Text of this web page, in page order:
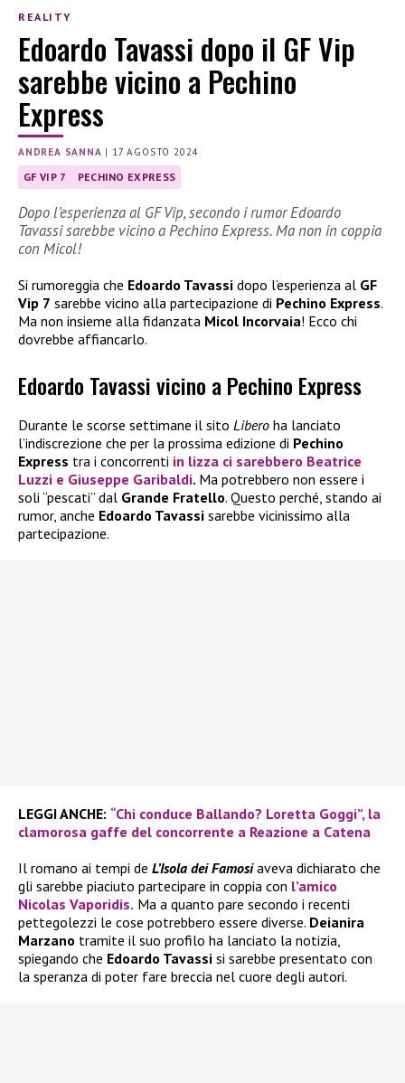
REALITY
Edoardo Tavassi dopo il GF Vip
sarebbe vicino a Pechino
Express
ANDREA SANNA | 17 AGOSTO 2024
GF VIP 7 PECHINO EXPRESS
Dopo l’esperienza al GF Vip, secondo i rumor Edoardo
Tavassi sarebbe vicino a Pechino Express. Ma non in coppia
con Micol!
Si rumoreggia che Edoardo Tavassi dopo l’esperienza al GF
Vip 7 sarebbe vicino alla partecipazione di Pechino Express.
Ma non insieme alla fidanzata Micol Incorvaia! Ecco chi
dovrebbe affiancarlo.
Edoardo Tavassi vicino a Pechino Express
Durante le scorse settimane il sito Libero ha lanciato
l’indiscrezione che per la prossima edizione di Pechino
Express tra i concorrenti in lizza ci sarebbero Beatrice
Luzzi e Giuseppe Garibaldi. Ma potrebbero non essere i
soli “pescati” dal Grande Fratello. Questo perché, stando ai
rumor, anche Edoardo Tavassi sarebbe vicinissimo alla
partecipazione.
LEGGI ANCHE: “Chi conduce Ballando? Loretta Goggi”, la
clamorosa gaffe del concorrente a Reazione a Catena
Il romano ai tempi de L’Isola dei Famosiaveva dichiarato che
gli sarebbe piaciuto partecipare in coppia con l’amico
Nicolas Vaporidis. Ma a quanto pare secondo i recenti
pettegolezzi le cose potrebbero essere diverse. Deianira
Marzano tramite il suo profilo ha lanciato la notizia,
spiegando che Edoardo Tavassi si sarebbe presentato con
la speranza di poter fare breccia nel cuore degli autori.